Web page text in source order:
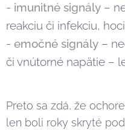
- imunitné signály –
reakciu či infekciu,
- emočné signály –
či vnútorné napätie –
Preto sa zdá, že
len boli roky skryté